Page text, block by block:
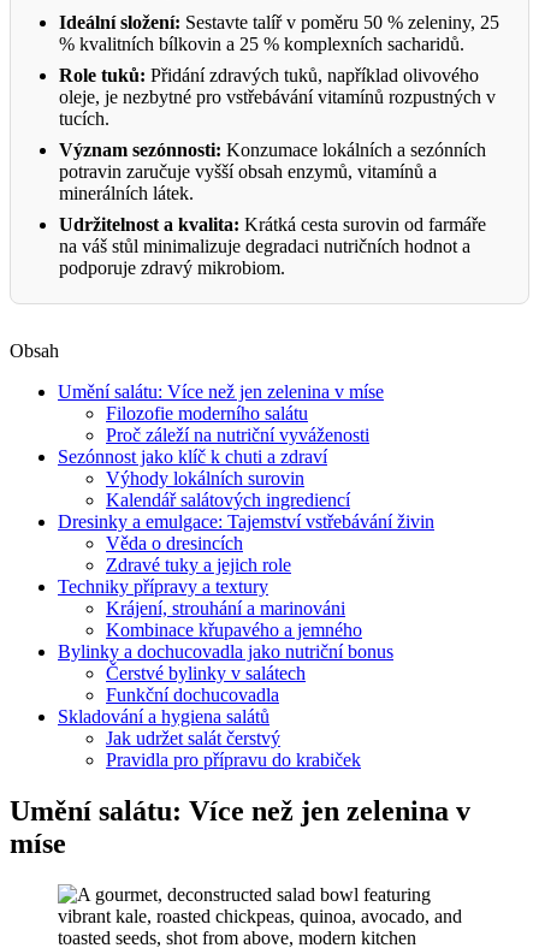
Ideální složení: Sestavte talíř v poměru 50 % zeleniny, 25
% kvalitních bílkovin a 25 % komplexních sacharidů.
Role tuků: Přidání zdravých tuků, například olivového
oleje, je nezbytné pro vstřebávání vitamínů rozpustných v
tucích.
Význam sezónnosti: Konzumace lokálních a sezónních
potravin zaručuje vyšší obsah enzymů, vitamínů a
minerálních látek.
Udržitelnost a kvalita: Krátká cesta surovin od farmáře
na váš stůl minimalizuje degradaci nutričních hodnot a
podporuje zdravý mikrobiom.
Obsah
Umění salátu: Více než jen zelenina v míse
Filozofie moderního salátu
Proč záleží na nutriční vyváženosti
Sezónnost jako klíč k chuti a zdraví
Výhody lokálních surovin
Kalendář salátových ingrediencí
Dresinky a emulgace: Tajemství vstřebávání živin
Věda o dresincích
Zdravé tuky a jejich role
Techniky přípravy a textury
Krájení, strouhání a marinováni
Kombinace křupavého a jemného
Bylinky a dochucovadla jako nutriční bonus
Čerstvé bylinky v salátech
Funkční dochucovadla
Skladování a hygiena salátů
Jak udržet salát čerstvý
Pravidla pro přípravu do krabiček
Umění salátu: Více než jen zelenina v
míse